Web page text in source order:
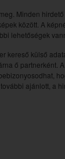
Minden
között. A
lehetőségek
kereső külső
ő partnerként. A
ajánlott, a